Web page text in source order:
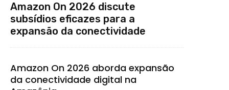
Amazon On 2026 discute
subsídios eficazes para a
expansão da conectividade
Amazon On 2026 aborda expansão
da conectividade digital na